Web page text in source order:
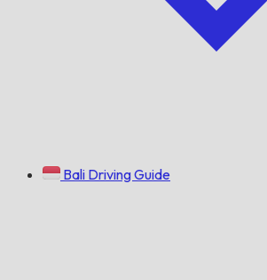
Bali Driving Guide